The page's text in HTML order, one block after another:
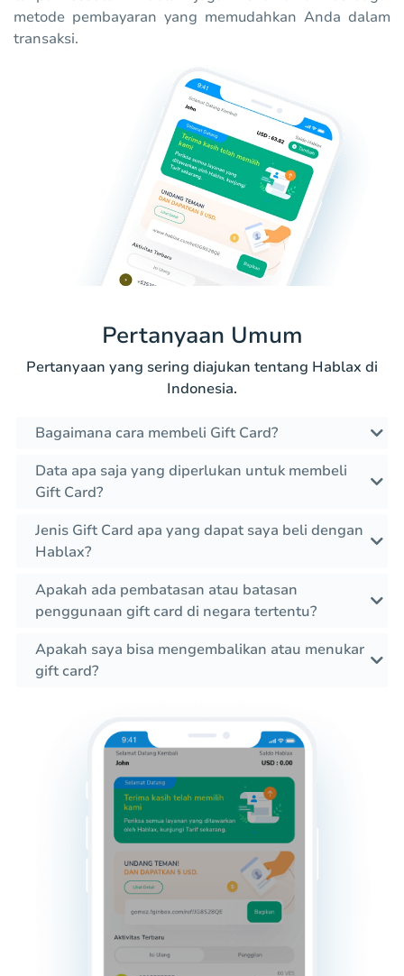
metode pembayaran yang memudahkan Anda dalam
transaksi.
Pertanyaan Umum
Pertanyaan yang sering diajukan tentang Hablax di
Indonesia.
Bagaimana cara membeli Gift Card?
Data apa saja yang diperlukan untuk membeli
Gift Card?
Jenis Gift Card apa yang dapat saya beli dengan
Hablax?
Apakah ada pembatasan atau batasan
penggunaan gift card di negara tertentu?
Apakah saya bisa mengembalikan atau menukar
gift card?